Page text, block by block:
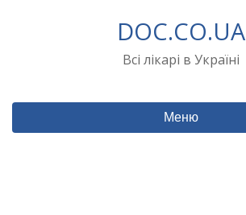
DOC.CO.UA
Всі лікарі в Україні
Меню